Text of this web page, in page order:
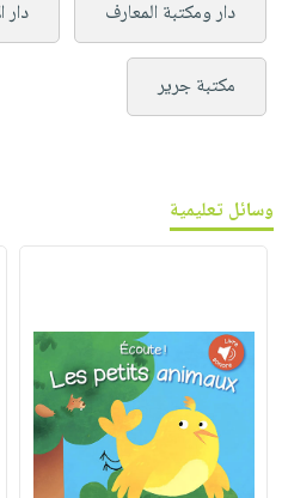
دار ومكتبة المعارف دار
مكتبة جرير
وسائل تعليمية